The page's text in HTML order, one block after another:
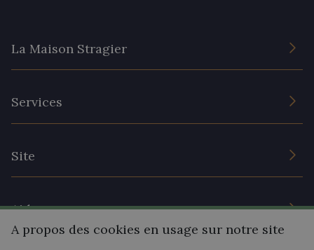
La Maison Stragier
Services
Site
Prix réduits
Aide
A propos des cookies en usage sur notre site